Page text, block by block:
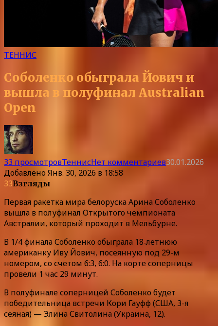
ТЕННИС
Соболенко обыграла Йович и
вышла в полуфинал Australian
Open
33 просмотровТеннисНет комментариев30.01.2026
ДобавленоЯнв. 30, 2026 в 18:58
33Взгляды
Первая ракетка мира белоруска Арина Соболенко
вышла в полуфинал Открытого чемпионата
Австралии, который проходит в Мельбурне.
В 1/4 финала Соболенко обыграла 18‑летнюю
американку Иву Йович, посеянную под 29-м
номером, со счетом 6:3, 6:0. На корте соперницы
провели 1 час 29 минут.
В полуфинале соперницей Соболенко будет
победительница встречи Кори Гауфф (США, 3-я
сеяная) — Элина Свитолина (Украина, 12).